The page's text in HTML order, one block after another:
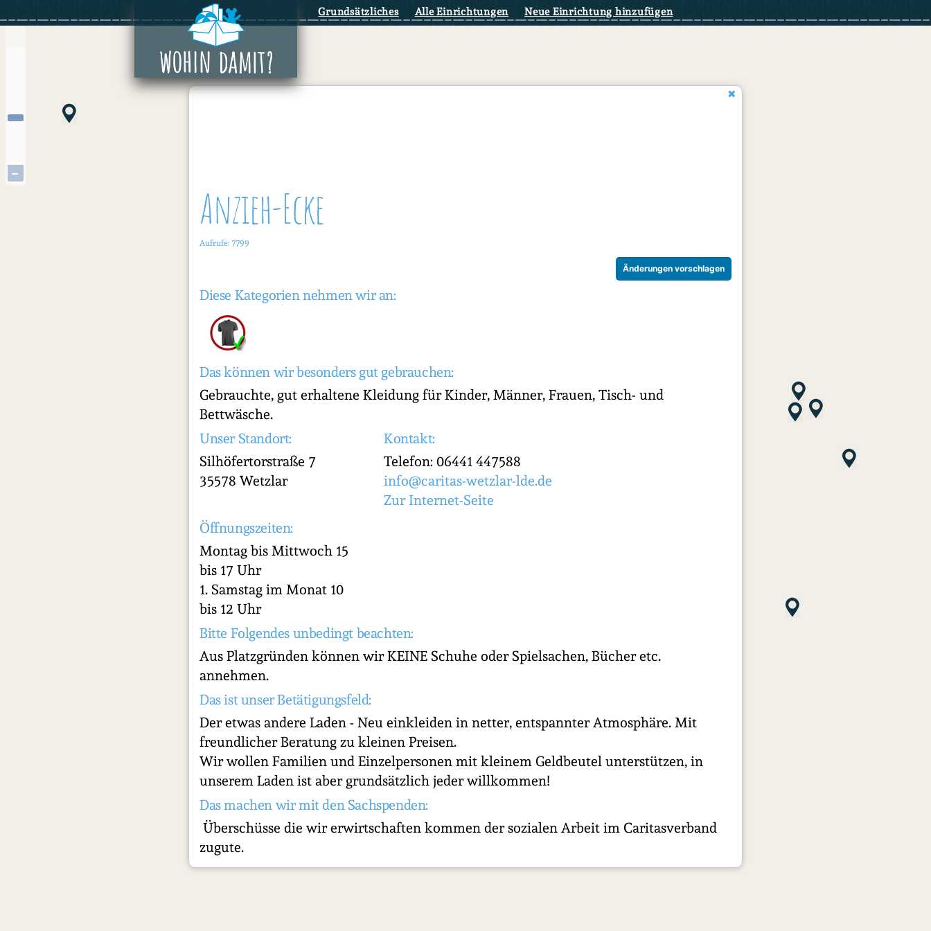
Inhalt
Grundsätzliches Alle Einrichtungen Neue Einrichtung hinzufügen
−
Anzieh-Ecke
Aufrufe: 7799
Änderungen vorschlagen
Diese Kategorien nehmen wir an:
Das können wir besonders gut gebrauchen:
Gebrauchte, gut erhaltene Kleidung für Kinder, Männer, Frauen, Tisch- und
Bettwäsche.
Unser Standort:
Silhöfertorstraße 7
35578 Wetzlar
Kontakt:
Telefon: 06441 447588
info@caritas-wetzlar-lde.de
Zur Internet-Seite
Öffnungszeiten:
Montag bis Mittwoch 15
bis 17 Uhr
1. Samstag im Monat 10
bis 12 Uhr
Bitte Folgendes unbedingt beachten:
Aus Platzgründen können wir KEINE Schuhe oder Spielsachen, Bücher etc.
annehmen.
Das ist unser Betätigungsfeld:
Der etwas andere Laden - Neu einkleiden in netter, entspannter Atmosphäre. Mit
freundlicher Beratung zu kleinen Preisen.
Wir wollen Familien und Einzelpersonen mit kleinem Geldbeutel unterstützen, in
unserem Laden ist aber grundsätzlich jeder willkommen!
Das machen wir mit den Sachspenden:
Überschüsse die wir erwirtschaften kommen der sozialen Arbeit im Caritasverband
zugute.